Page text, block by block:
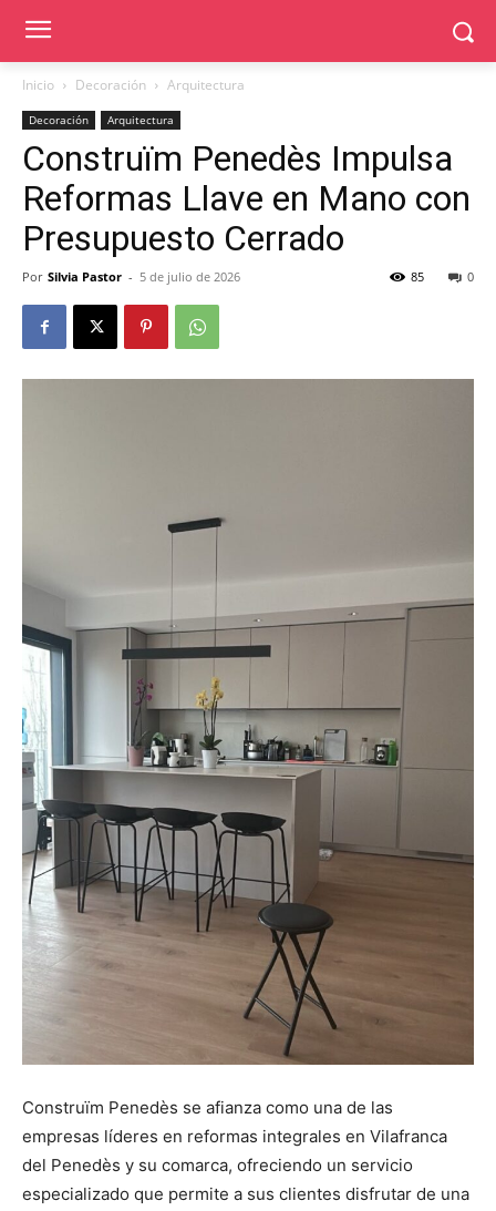
Inicio Decoración Arquitectura
Decoración Arquitectura
Construïm Penedès Impulsa
Reformas Llave en Mano con
Presupuesto Cerrado
Por Silvia Pastor - 5 de julio de 2026 0
85
Construïm Penedès se afianza como una de las
empresas líderes en reformas integrales en Vilafranca
del Penedès y su comarca, ofreciendo un servicio
especializado que permite a sus clientes disfrutar de una